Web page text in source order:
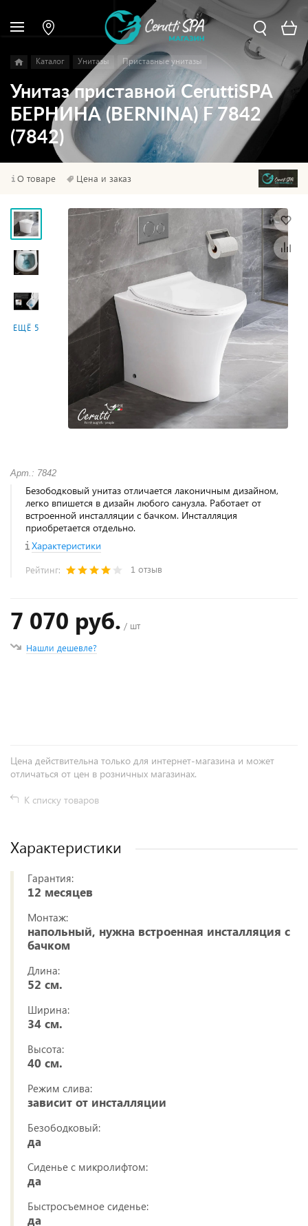
Каталог Унитазы Приставные унитазы
Унитаз приставной CeruttiSPA
БЕРНИНА (BERNINA) F 7842
(7842)
О товаре Цена и заказ
ЕЩЁ 5
Арт.: 7842
Безободковый унитаз отличается лаконичным дизайном,
легко впишется в дизайн любого санузла. Работает от
встроенной инсталляции с бачком. Инсталляция
приобретается отдельно.
Характеристики
Рейтинг: 1 отзыв
7 070 руб. / шт
Нашли дешевле?
Цена действительна только для интернет-магазина и может
отличаться от цен в розничных магазинах.
К списку товаров
Характеристики
Гарантия:
12 месяцев
Монтаж:
напольный, нужна встроенная инсталляция с
бачком
Длина:
52 см.
Ширина:
34 см.
Высота:
40 см.
Режим слива:
зависит от инсталляции
Безободковый:
да
Сиденье с микролифтом:
да
Быстросъемное сиденье:
да